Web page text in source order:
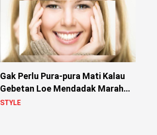
Gak Perlu Pura-pura Mati Kalau
Gebetan Loe Mendadak Marah
Gak Jelas
STYLE